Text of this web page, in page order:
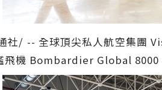
社/ -- 全球頂尖私人航空集團
飛機 Bombardier Global 8000